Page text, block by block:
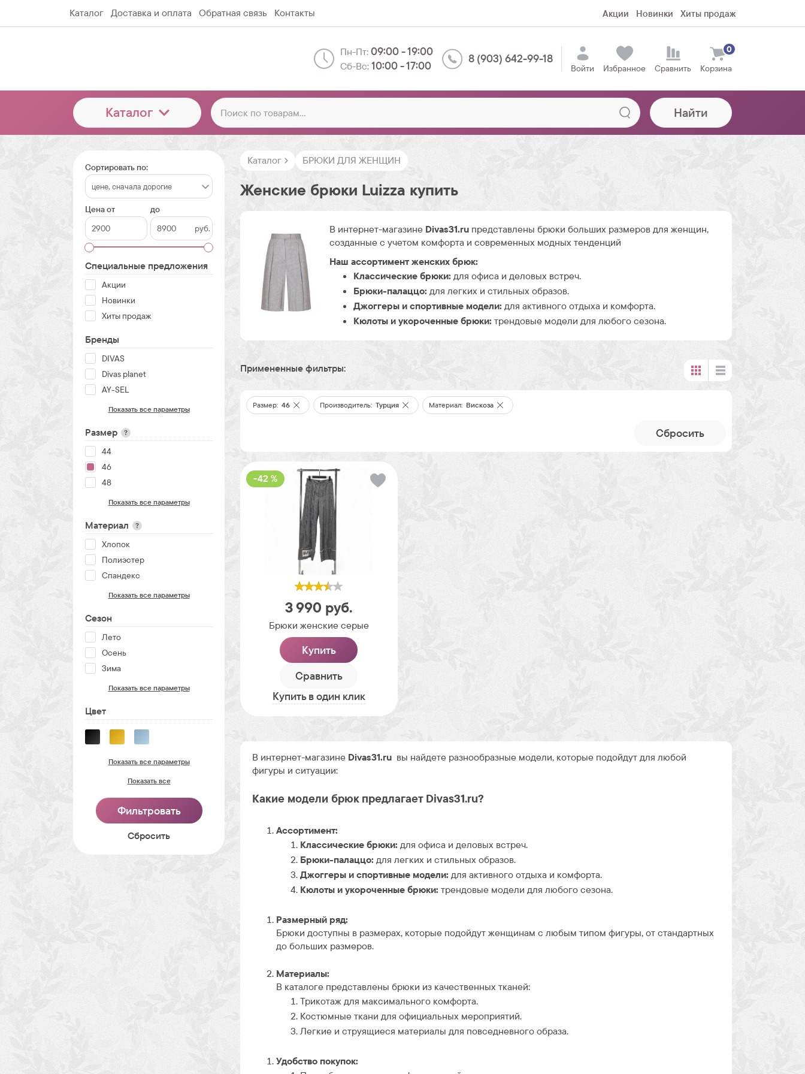
Каталог Доставка и оплата Обратная связь Контакты Акции Новинки Хиты продаж
Пн-Пт:09:00 - 19:00
Сб-Вс:10:00 - 17:00
8 (903) 642-99-18
Войти Избранное Сравнить Корзина
0
Каталог Найти
Сортировать по:
Цена от
до
руб.
Специальные предложения
Акции
Новинки
Хиты продаж
Бренды
DIVAS
Divas planet
AY-SEL
Показать все параметры
Размер ?
44
46
48
Показать все параметры
Материал ?
Хлопок
Полиэстер
Спандекс
Показать все параметры
Сезон
Лето
Осень
Зима
Показать все параметры
Цвет
Показать все параметры
Показать все
Cбросить
Каталог БРЮКИ ДЛЯ ЖЕНЩИН
Женские брюки Luizza купить
В интернет-магазине Divas31.ruпредставлены брюки больших размеров для женщин,
созданные с учетом комфорта и современных модных тенденций
Наш ассортимент женских брюк:
Классические брюки: для офиса и деловых встреч.
Брюки-палаццо: для легких и стильных образов.
Джоггеры и спортивные модели: для активного отдыха и комфорта.
Кюлоты и укороченные брюки: трендовые модели для любого сезона.
Примененные фильтры:
Размер: 46 Производитель: Турция Материал: Вискоза
Cбросить
-42 %
3 990 руб.
Брюки женские серые
Купить
Сравнить
Купить в один клик
В интернет-магазине Divas31.ru вы найдете разнообразные модели, которые подойдут для любой
фигуры и ситуации:
Какие модели брюк предлагает Divas31.ru?
Ассортимент:
Классические брюки: для офиса и деловых встреч.
Брюки-палаццо: для легких и стильных образов.
Джоггеры и спортивные модели: для активного отдыха и комфорта.
Кюлоты и укороченные брюки: трендовые модели для любого сезона.
Размерный ряд:
Брюки доступны в размерах, которые подойдут женщинам с любым типом фигуры, от стандартных
до больших размеров.
Материалы:
В каталоге представлены брюки из качественных тканей:
Трикотаж для максимального комфорта.
Костюмные ткани для официальных мероприятий.
Легкие и струящиеся материалы для повседневного образа.
Удобство покупок: